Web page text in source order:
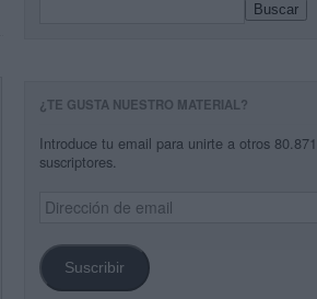
Buscar
¿TE GUSTA NUESTRO MATERIAL?
Introduce tu email para unirte a otros 80.871
suscriptores.
Dirección
de
Suscribir